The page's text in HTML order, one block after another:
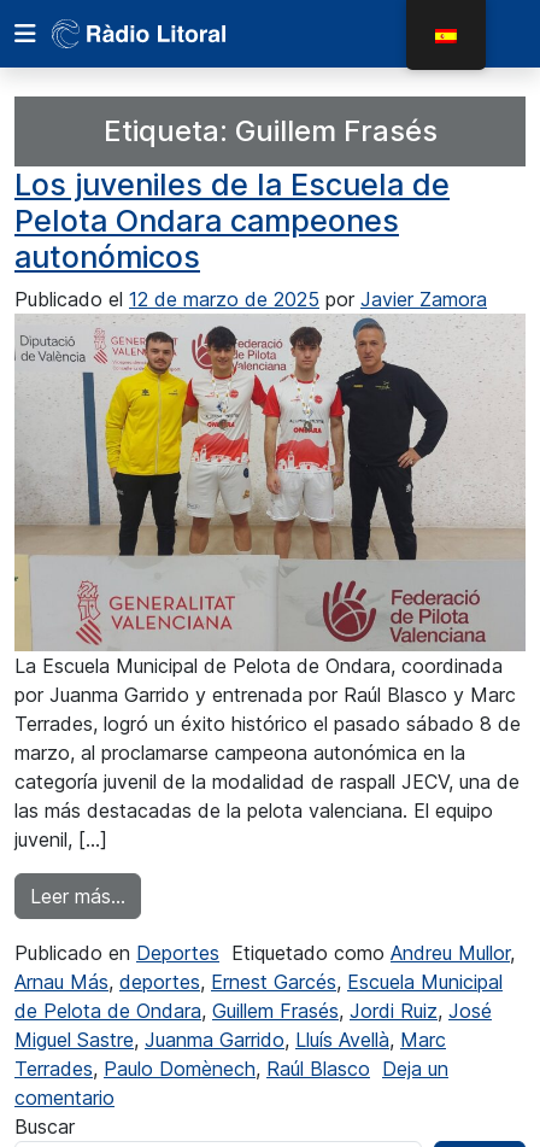
Etiqueta: Guillem Frasés
Los juveniles de la Escuela de
Pelota Ondara campeones
autonómicos
Publicado el 12 de marzo de 2025 por Javier Zamora
La Escuela Municipal de Pelota de Ondara, coordinada
por Juanma Garrido y entrenada por Raúl Blasco y Marc
Terrades, logró un éxito histórico el pasado sábado 8 de
marzo, al proclamarse campeona autonómica en la
categoría juvenil de la modalidad de raspall JECV, una de
las más destacadas de la pelota valenciana. El equipo
juvenil, […]
Leer más…
Publicado en Deportes Etiquetado como Andreu Mullor,
Arnau Más, deportes, Ernest Garcés, Escuela Municipal
de Pelota de Ondara, Guillem Frasés, Jordi Ruiz, José
Miguel Sastre, Juanma Garrido, Lluís Avellà, Marc
Terrades, Paulo Domènech, Raúl Blasco Deja un
comentario
Buscar